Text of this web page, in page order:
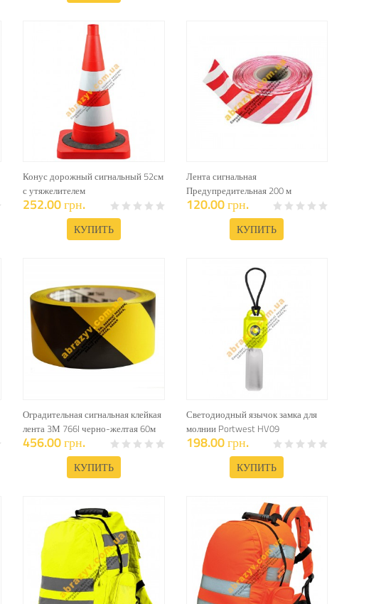
Конус дорожный сигнальный 52см
с утяжелителем
252.00 грн.
КУПИТЬ
Лента сигнальная
Предупредительная 200 м
120.00 грн.
КУПИТЬ
Оградительная сигнальная клейкая
лента 3М 766I черно-желтая 60м
456.00 грн.
КУПИТЬ
Светодиодный язычок замка для
молнии Portwest HV09
198.00 грн.
КУПИТЬ